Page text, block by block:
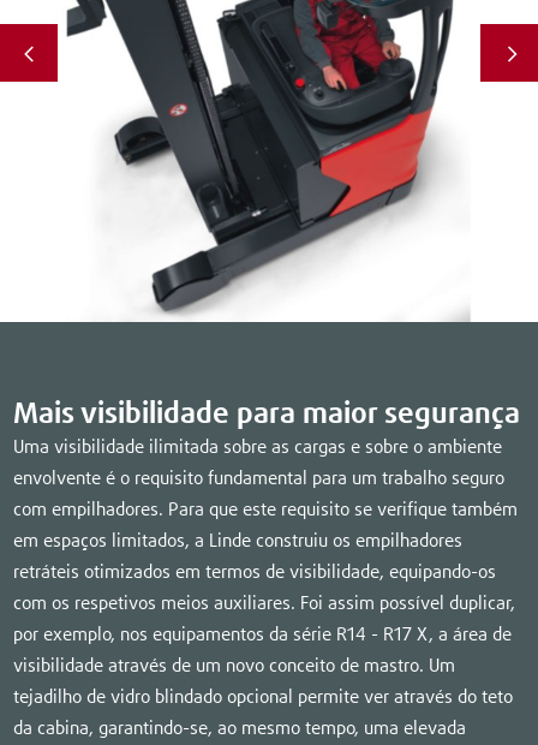
Mais visibilidade para maior segurança
Uma visibilidade ilimitada sobre as cargas e sobre o ambiente
envolvente é o requisito fundamental para um trabalho seguro
com empilhadores. Para que este requisito se verifique também
em espaços limitados, a Linde construiu os empilhadores
retráteis otimizados em termos de visibilidade, equipando-os
com os respetivos meios auxiliares. Foi assim possível duplicar,
por exemplo, nos equipamentos da série R14 - R17 X, a área de
visibilidade através de um novo conceito de mastro. Um
tejadilho de vidro blindado opcional permite ver através do teto
da cabina, garantindo-se, ao mesmo tempo, uma elevada